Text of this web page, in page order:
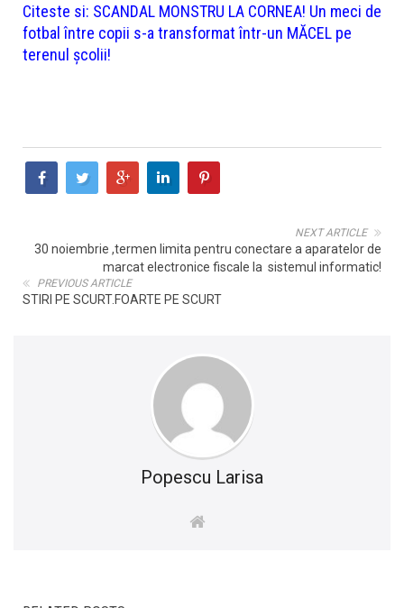
Citeste si: SCANDAL MONSTRU LA CORNEA! Un meci de
fotbal între copii s-a transformat într-un MĂCEL pe
terenul școlii!
NEXT ARTICLE
30 noiembrie ,termen limita pentru conectare a aparatelor de
marcat electronice fiscale la sistemul informatic!
PREVIOUS ARTICLE
STIRI PE SCURT.FOARTE PE SCURT
Popescu Larisa